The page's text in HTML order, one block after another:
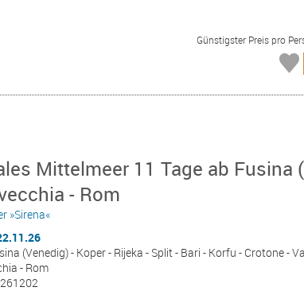
Günstigster Preis pro
Mittelmeer 11 Tage ab Fusina
- Rom
»Sirena«
(Venedig) - Koper - Rijeka - Split - Bari - Korfu - Crotone -
- Rom